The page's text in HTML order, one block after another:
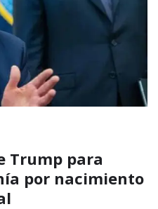
Trump para
por nacimiento